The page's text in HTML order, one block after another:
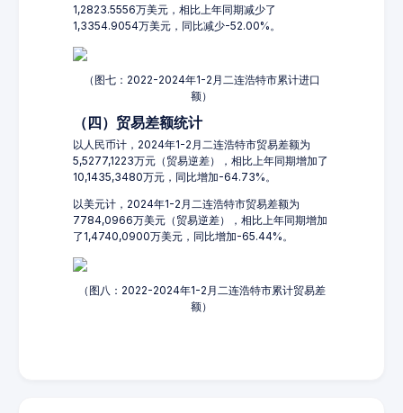
1,2823.5556万美元，相比上年同期减少了
1,3354.9054万美元，同比减少-52.00%。
（图七：2022-2024年1-2月二连浩特市累计进口
额）
（四）贸易差额统计
以人民币计，2024年1-2月二连浩特市贸易差额为
5,5277,1223万元（贸易逆差），相比上年同期增加了
10,1435,3480万元，同比增加-64.73%。
以美元计，2024年1-2月二连浩特市贸易差额为
7784,0966万美元（贸易逆差），相比上年同期增加
了1,4740,0900万美元，同比增加-65.44%。
（图八：2022-2024年1-2月二连浩特市累计贸易差
额）